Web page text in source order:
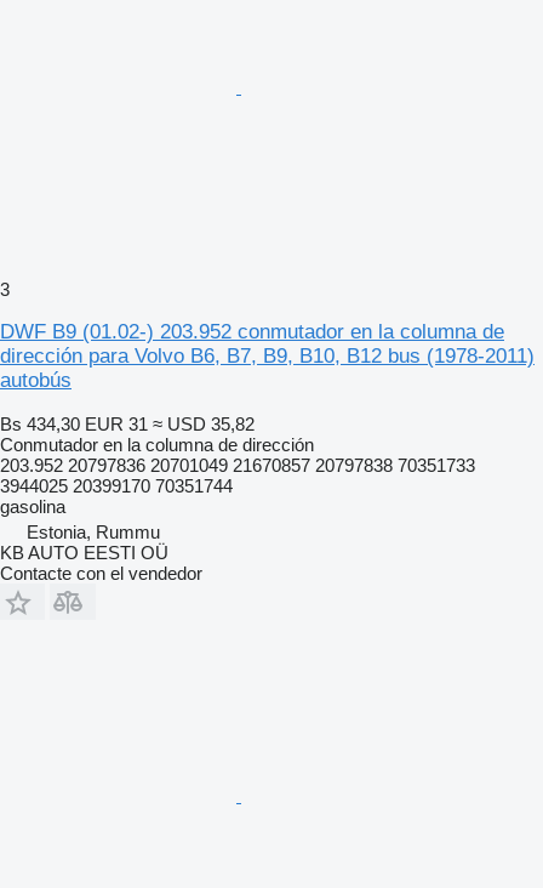
3
DWF B9 (01.02-) 203.952 conmutador en la columna de
dirección para Volvo B6, B7, B9, B10, B12 bus (1978-2011)
autobús
Bs 434,30 EUR 31 ≈ USD 35,82
Conmutador en la columna de dirección
203.952 20797836 20701049 21670857 20797838 70351733
3944025 20399170 70351744
gasolina
Estonia, Rummu
KB AUTO EESTI OÜ
Contacte con el vendedor